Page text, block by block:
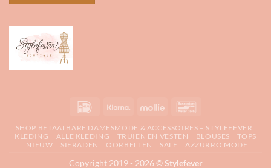
IDeal Klarna Mollie
SHOP BETAALBARE DAMESMODE & ACCESSOIRES – STYLEFEVER
KLEDING
ALLE KLEDING TRUIEN EN VESTEN BLOUSES
TOPS
NIEUW
SIERADEN OORBELLEN SALE AZZURRO MODE
Copyright 2019 - 2026 ©Stylefever